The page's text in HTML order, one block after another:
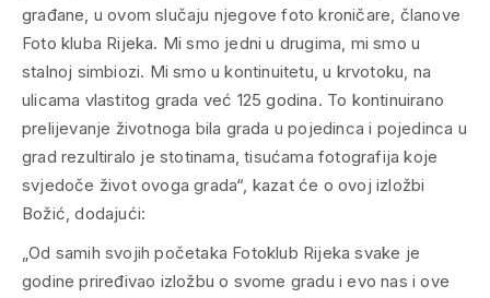
građane, u ovom slučaju njegove foto kroničare, članove
Foto kluba Rijeka. Mi smo jedni u drugima, mi smo u
stalnoj simbiozi. Mi smo u kontinuitetu, u krvotoku, na
ulicama vlastitog grada već 125 godina. To kontinuirano
prelijevanje životnoga bila grada u pojedinca i pojedinca u
grad rezultiralo je stotinama, tisućama fotografija koje
svjedoče život ovoga grada“, kazat će o ovoj izložbi
Božić, dodajući:
„Od samih svojih početaka Fotoklub Rijeka svake je
godine priređivao izložbu o svome gradu i evo nas i ove